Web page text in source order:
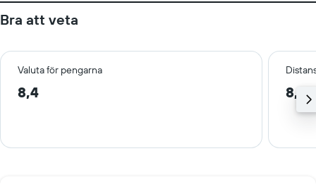
Bra att veta
Valuta för pengarna
8,4 8,7